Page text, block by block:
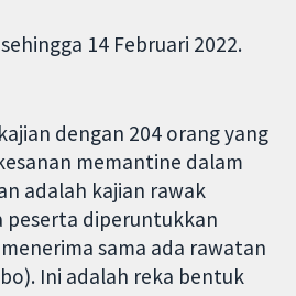
14 Februari 2022.
dengan 204 orang yang
memantine dalam
adalah kajian rawak
diperuntukkan
sama ada rawatan
Ini adalah reka bentuk